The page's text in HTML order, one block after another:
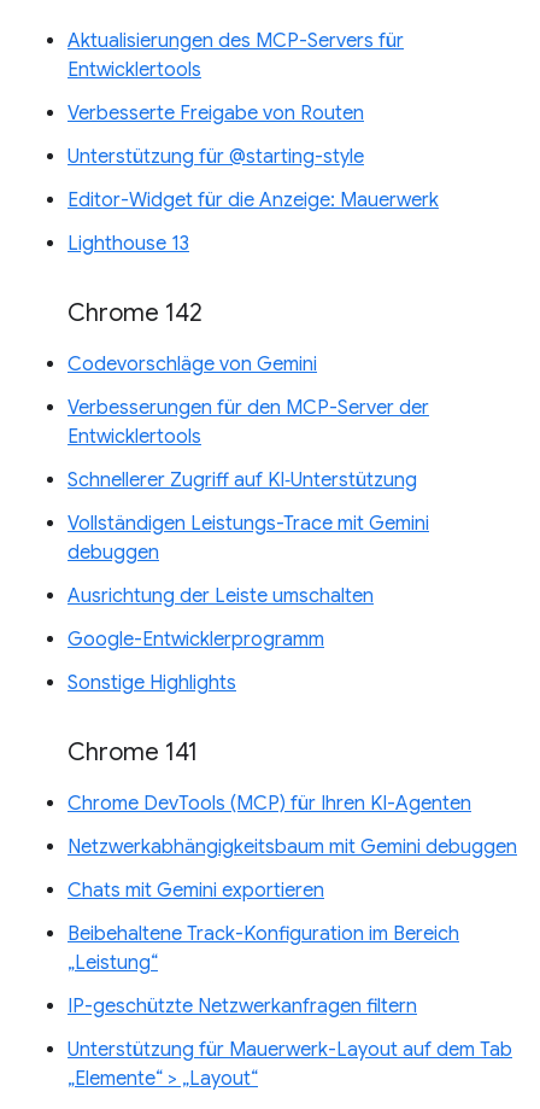
Aktualisierungen des MCP-Servers für
Entwicklertools
Verbesserte Freigabe von Routen
Unterstützung für @starting-style
Editor-Widget für die Anzeige: Mauerwerk
Lighthouse 13
Chrome 142
Codevorschläge von Gemini
Verbesserungen für den MCP-Server der
Entwicklertools
Schnellerer Zugriff auf KI‑Unterstützung
Vollständigen Leistungs-Trace mit Gemini
debuggen
Ausrichtung der Leiste umschalten
Google-Entwicklerprogramm
Sonstige Highlights
Chrome 141
Chrome DevTools (MCP) für Ihren KI-Agenten
Netzwerkabhängigkeitsbaum mit Gemini debuggen
Chats mit Gemini exportieren
Beibehaltene Track-Konfiguration im Bereich
„Leistung“
IP-geschützte Netzwerkanfragen filtern
Unterstützung für Mauerwerk-Layout auf dem Tab
„Elemente“ > „Layout“